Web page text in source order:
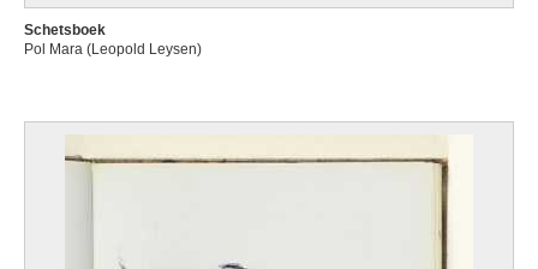
Schetsboek
Pol Mara (Leopold Leysen)